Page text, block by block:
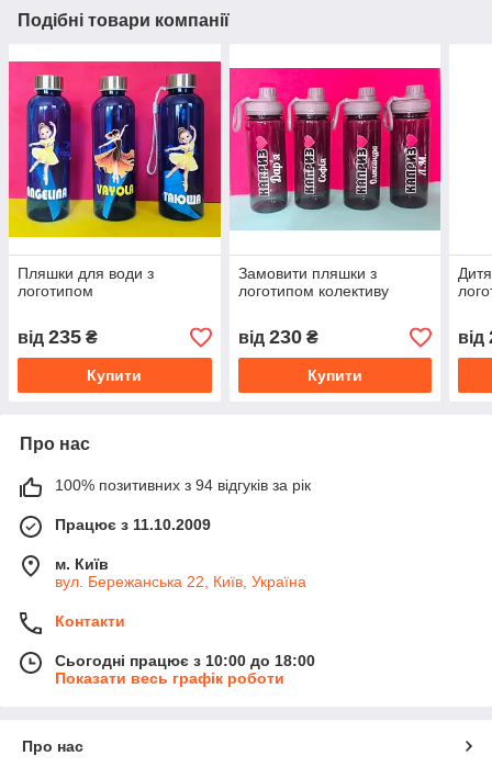
Подібні товари компанії
Пляшки для води з
логотипом
від 235 ₴
Купити
Замовити пляшки з
логотипом колективу
від 230₴
Купити
від
Про нас
100% позитивних з 94 відгуків за рік
Працює з 11.10.2009
м. Київ
вул. Бережанська 22, Київ, Україна
Контакти
Сьогодні працює з 10:00 до 18:00
Показати весь графік роботи
Про нас